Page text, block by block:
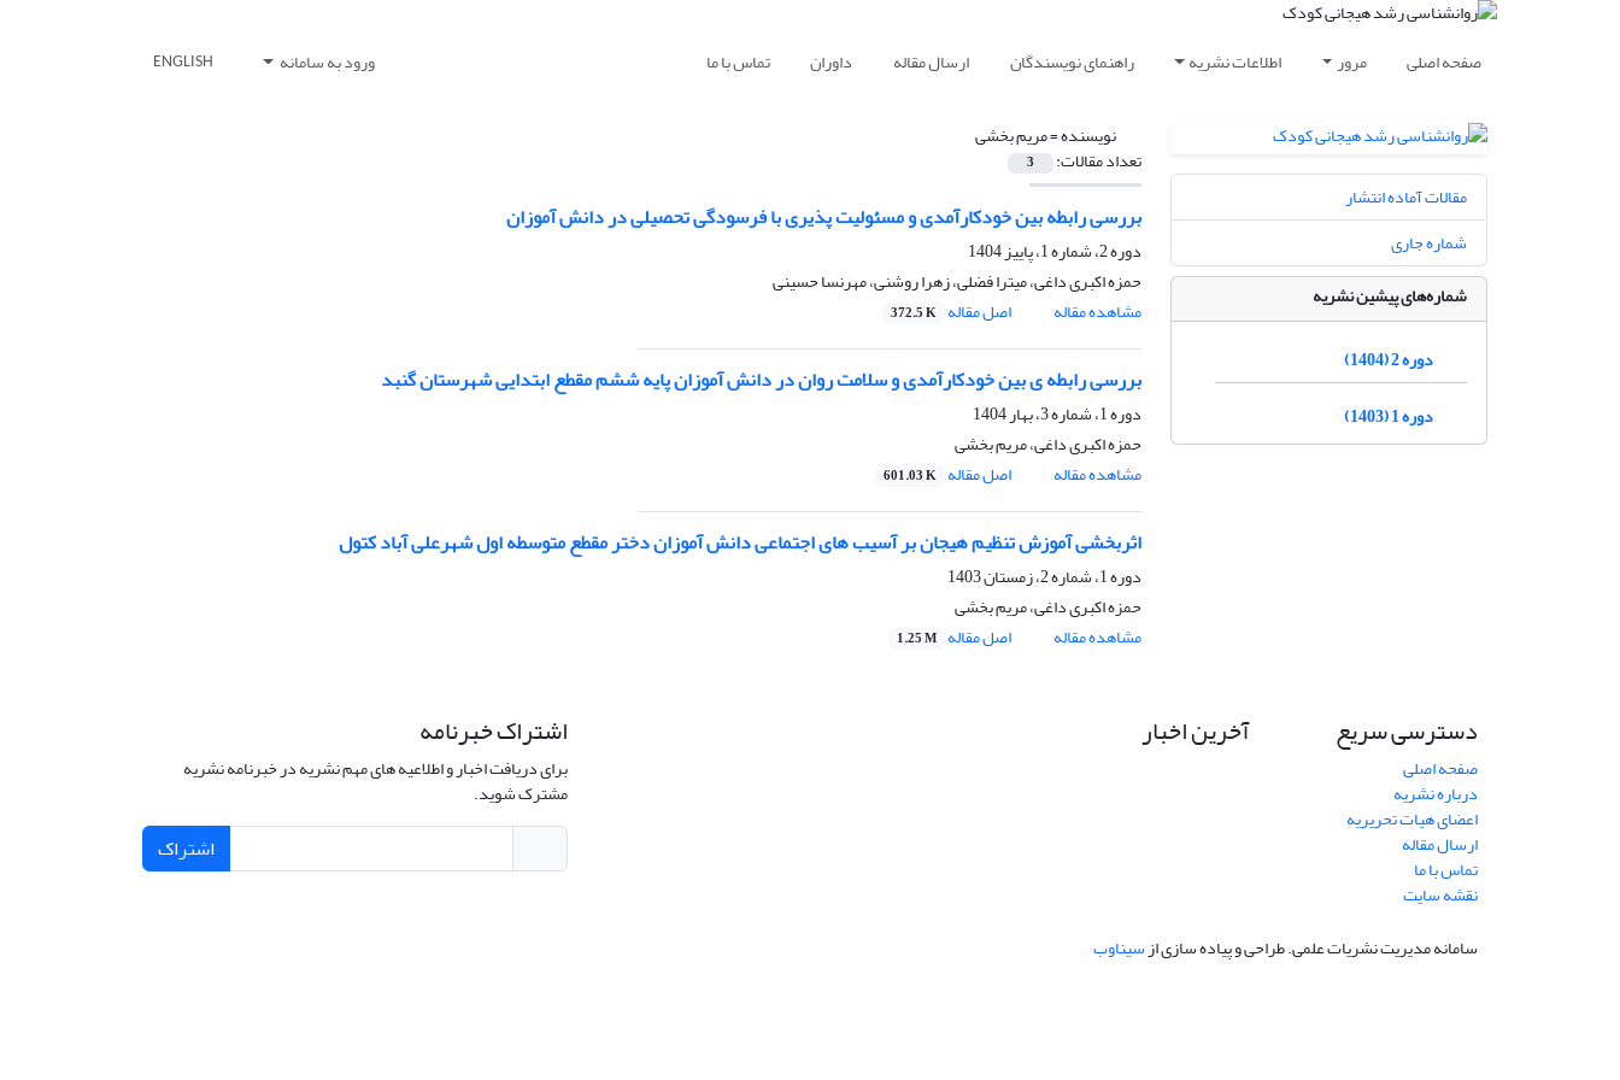
صفحه اصلی مرور اطلاعات نشریه راهنمای نویسندگان ارسال مقاله داوران تماس با ما ورود به سامانه ENGLISH
نویسنده =مریم بخشی
تعداد مقالات: 3
بررسی رابطه بین خودکارآمدی و مسئولیت پذیری با فرسودگی تحصیلی در دانش آموزان
دوره 2، شماره 1، پاییز 1404
حمزه اکبری داغی، میترا فضلی، زهرا روشنی، مهرنسا حسینی
مشاهده مقاله
اصل مقاله 372.5 K
بررسی رابطه ی بین خودکارآمدی و سلامت روان در دانش آموزان پایه ششم مقطع ابتدایی شهرستان گنبد
دوره 1، شماره 3، بهار 1404
حمزه اکبری داغی، مریم بخشی
مشاهده مقاله
اصل مقاله 601.03 K
اثربخشی آموزش تنظیم هیجان بر آسیب های اجتماعی دانش آموزان دختر مقطع متوسطه اول شهرعلی آباد کتول
دوره 1، شماره 2، زمستان 1403
حمزه اکبری داغی، مریم بخشی
مشاهده مقاله
اصل مقاله 1.25 M
مقالات آماده انتشار
شماره جاری
شماره‌های پیشین نشریه
دوره 2 (1404)
دوره 1 (1403)
دسترسی سریع
صفحه اصلی
درباره نشریه
اعضای هیات تحریریه
ارسال مقاله
تماس با ما
نقشه سایت
آخرین اخبار اشتراک خبرنامه
برای دریافت اخبار و اطلاعیه های مهم نشریه در خبرنامه نشریه
مشترک شوید.
اشتراک
سامانه مدیریت نشریات علمی.طراحی و پیاده سازی ازسیناوب